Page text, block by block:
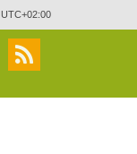
UTC+02:00